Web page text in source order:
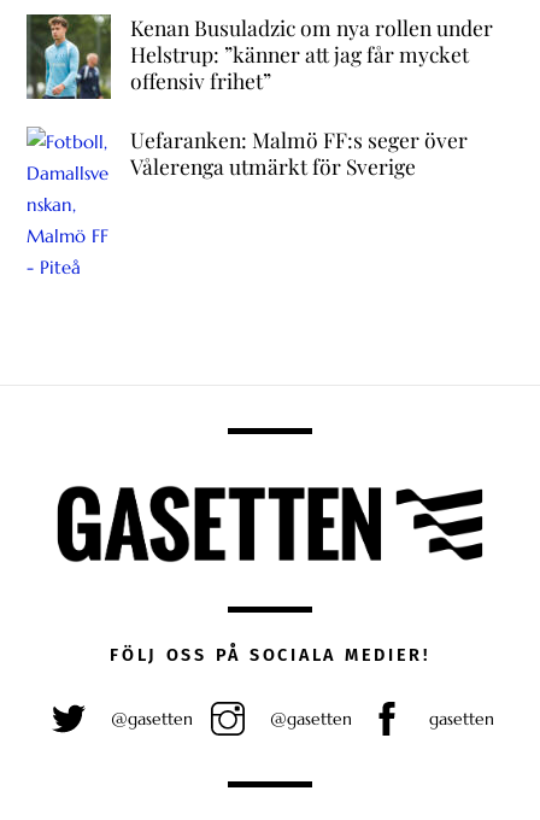
Kenan Busuladzic om nya rollen under
Helstrup: ”känner att jag får mycket
offensiv frihet”
Uefaranken: Malmö FF:s seger över
Vålerenga utmärkt för Sverige
FÖLJ OSS PÅ SOCIALA MEDIER!
@gasetten @gasetten gasetten